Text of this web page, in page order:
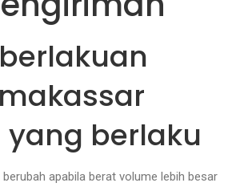
berlaku
apabila berat volume lebih besar